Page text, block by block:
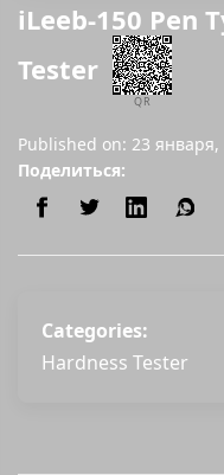
iLeeb-150 Pen
Tester
QR
Published on: 23 января,
Поделиться:
Categories:
Hardness Tester